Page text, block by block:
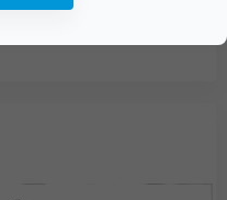
valia e fizeram toda